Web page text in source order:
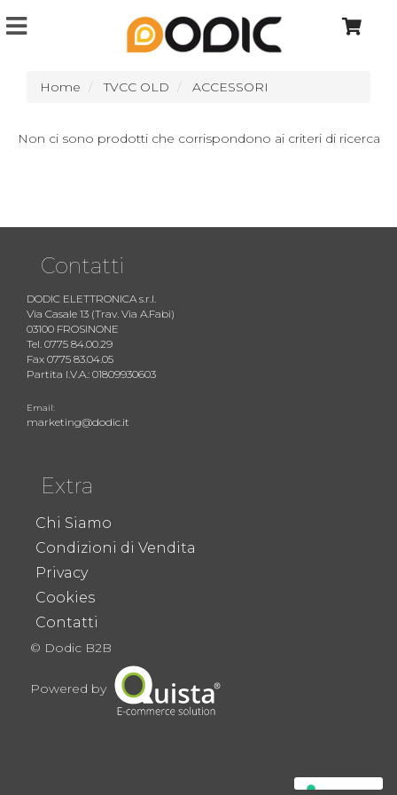
Home TVCC OLD ACCESSORI
Non ci sono prodotti che corrispondono ai criteri di ricerca
Contatti
DODIC ELETTRONICA s.r.l.
Via Casale 13 (Trav. Via A.Fabi)
03100 FROSINONE
Tel. 0775 84.00.29
Fax 0775 83.04.05
Partita I.V.A.: 01809930603
Email:
marketing@dodic.it
Extra
Chi Siamo
Condizioni di Vendita
Privacy
Cookies
Contatti
© Dodic B2B
Powered by